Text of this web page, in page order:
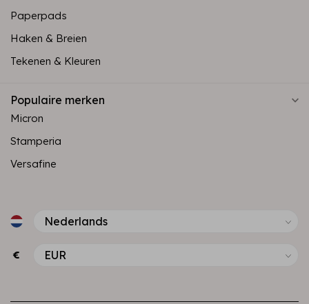
Paperpads
Haken & Breien
Tekenen & Kleuren
Populaire merken
Micron
Stamperia
Versafine
€